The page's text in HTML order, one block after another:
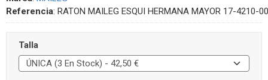
Referencia: RATON MAILEG ESQUI HERMANA MAYOR 17-4210-00
Talla